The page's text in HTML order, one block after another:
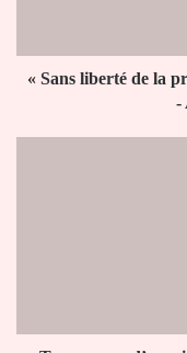
ne
peut« Sans liberté de la
-
volley-